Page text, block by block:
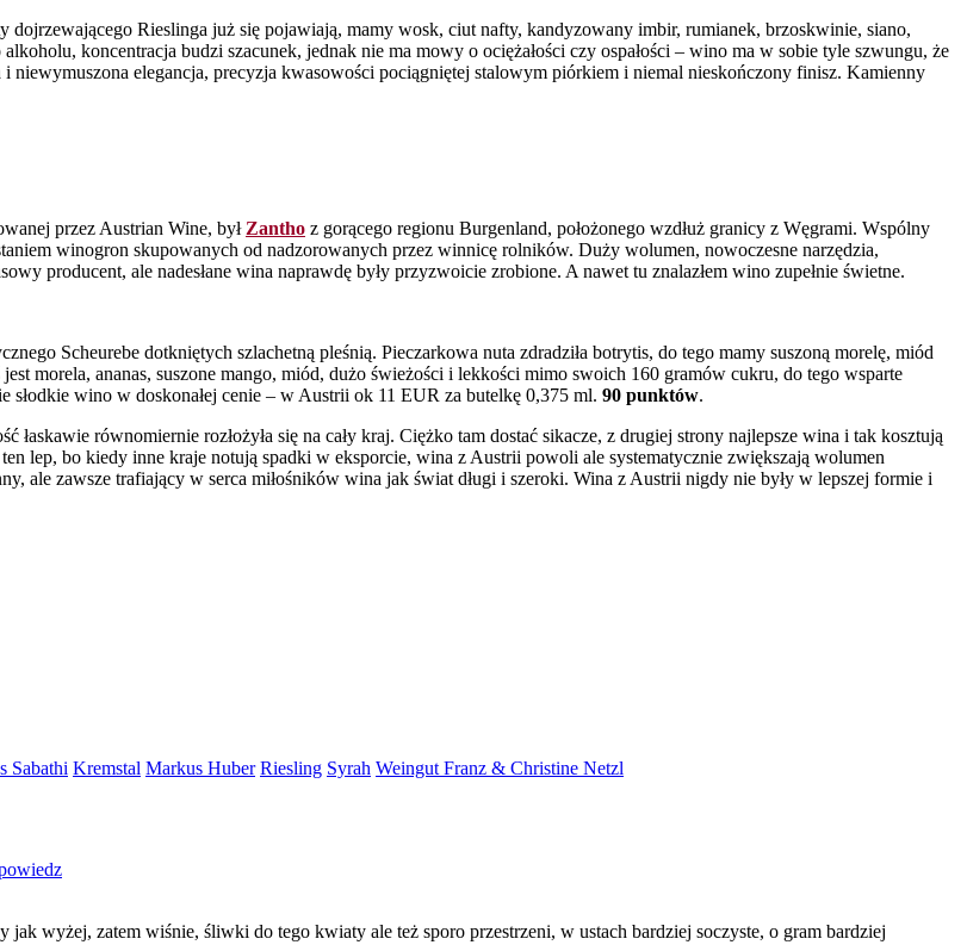
dojrzewającego Rieslinga już się pojawiają, mamy wosk, ciut nafty, kandyzowany imbir, rumianek, brzoskwinie, siano,
koncentracja budzi szacunek, jednak nie ma mowy o ociężałości czy ospałości – wino ma w sobie tyle szwungu, że
elegancja, precyzja kwasowości pociągniętej stalowym piórkiem i niemal nieskończony finisz. Kamienny
przez Austrian Wine, był Zantho z gorącego regionu Burgenland, położonego wzdłuż granicy z Węgrami. Wspólny
winogron skupowanych od nadzorowanych przez winnicę rolników. Duży wolumen, nowoczesne narzędzia,
producent, ale nadesłane wina naprawdę były przyzwoicie zrobione. A nawet tu znalazłem wino zupełnie świetne.
Scheurebe dotkniętych szlachetną pleśnią. Pieczarkowa nuta zdradziła botrytis, do tego mamy suszoną morelę, miód
morela, ananas, suszone mango, miód, dużo świeżości i lekkości mimo swoich 160 gramów cukru, do tego wsparte
słodkie wino w doskonałej cenie – w Austrii ok 11 EUR za butelkę 0,375 ml. 90 punktów.
równomiernie rozłożyła się na cały kraj. Ciężko tam dostać sikacze, z drugiej strony najlepsze wina i tak kosztują
ten lep, bo kiedy inne kraje notują spadki w eksporcie, wina z Austrii powoli ale systematycznie zwiększają wolumen
ale zawsze trafiający w serca miłośników wina jak świat długi i szeroki. Wina z Austrii nigdy nie były w lepszej formie i
Sabathi Kremstal Markus Huber Riesling Syrah Weingut Franz & Christine Netzl
wyżej, zatem wiśnie, śliwki do tego kwiaty ale też sporo przestrzeni, w ustach bardziej soczyste, o gram bardziej